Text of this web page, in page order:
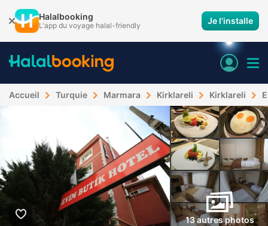
Halalbooking
L'app du voyage halal-friendly Je l'installe
Accueil Turquie Marmara Kirklareli Kirklareli
13 autres photos